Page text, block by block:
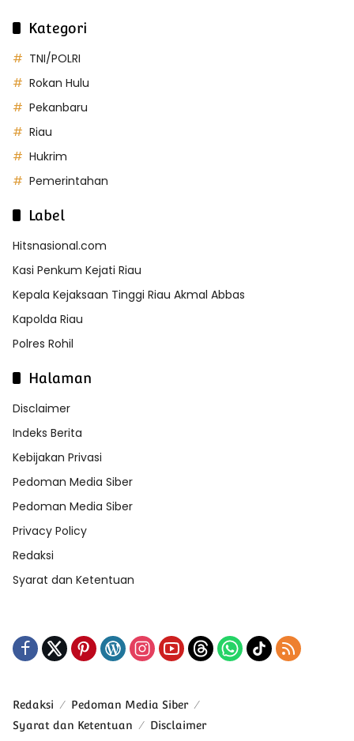
Kategori
TNI/POLRI
Rokan Hulu
Pekanbaru
Riau
Hukrim
Pemerintahan
Label
Hitsnasional.com
Kasi Penkum Kejati Riau
Kepala Kejaksaan Tinggi Riau Akmal Abbas
Kapolda Riau
Polres Rohil
Halaman
Disclaimer
Indeks Berita
Kebijakan Privasi
Pedoman Media Siber
Pedoman Media Siber
Privacy Policy
Redaksi
Syarat dan Ketentuan
Redaksi
Pedoman Media Siber
Syarat dan Ketentuan
Disclaimer